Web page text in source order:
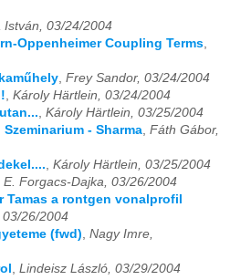
07 08 09 10 11
07 08 09 10 11 12
István, 03/24/2004
Oppenheimer Coupling Terms,
, Frey Sandor, 03/24/2004
, Károly Härtlein, 03/24/2004
, Károly Härtlein, 03/25/2004
- Sharma, Fáth Gábor,
, Károly Härtlein, 03/25/2004
E. Forgacs-Dajka, 03/26/2004
Tamas a rontgen vonalprofil
26/2004
(fwd), Nagy Imre,
, Lindeisz László, 03/29/2004